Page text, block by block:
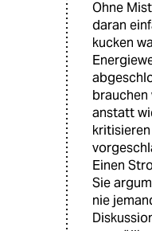
Ohne
daran
kucken
brauchen
anstatt
Einen
Sie
nie